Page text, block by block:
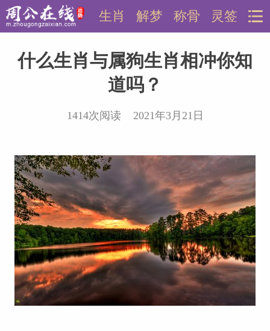
灵签
称骨
解梦
生肖
什么生肖与属狗生肖相冲你知
道吗？
1414次阅读 2021年3月21日